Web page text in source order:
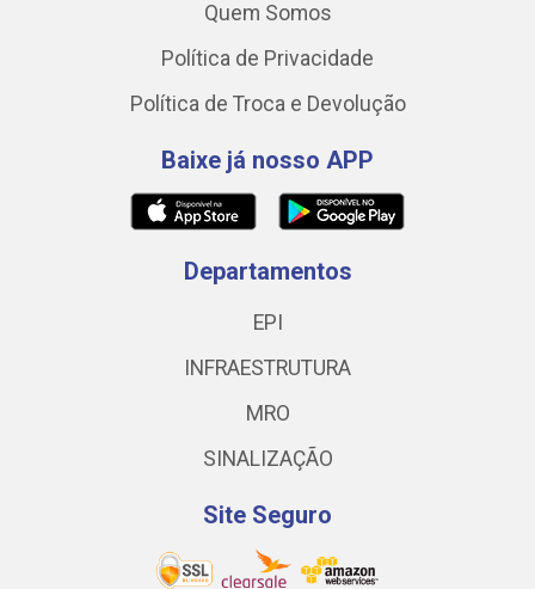
Quem Somos
Política de Privacidade
Política de Troca e Devolução
Baixe já nosso APP
Departamentos
EPI
INFRAESTRUTURA
MRO
SINALIZAÇÃO
Site Seguro